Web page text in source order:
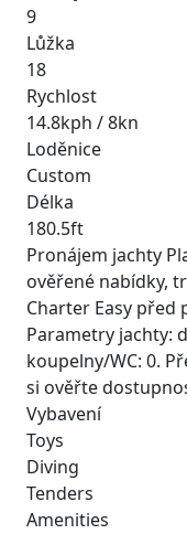
9
Lůžka
18
Rychlost
14.8kph / 8kn
Loděnice
Custom
Délka
180.5ft
Pronájem jachty
ověřené nabídky,
Charter Easy před
Parametry jachty:
koupelny/WC: 0.
si ověřte
Vybavení
Toys
Diving
Tenders
Amenities